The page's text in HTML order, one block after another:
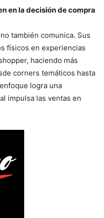
en la decisión de compra
también comunica. Sus
físicos en experiencias
haciendo más
corners temáticos hasta
logra una
impulsa las ventas en